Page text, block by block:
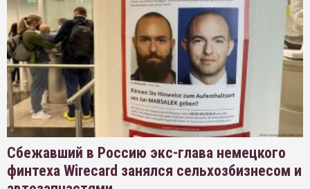
Сбежавший в Россию экс-глава немецкого
финтеха Wirecard занялся сельхозбизнесом и